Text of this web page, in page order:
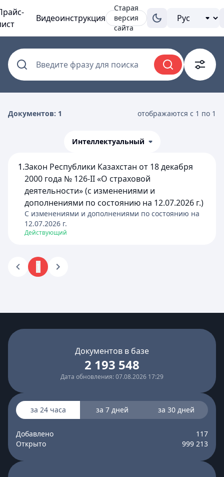
Видеоинструкция
Старая
версия
сайта
Введите фразу для поиска
Документов: 1 отображаются с 1 по 1
Интеллектуальный
1.Закон Республики Казахстан от 18 декабря
2000 года № 126-II «О страховой
деятельности» (с изменениями и
дополнениями по состоянию на 12.07.2026 г.)
C изменениями и дополнениями по состоянию на
12.07.2026 г.
Действующий
Документов в базе
2 193 548
Дата обновления: 07.08.2026 17:29
за 24 часа за 7 дней за 30 дней
Добавлено
117
Открыто
999 213